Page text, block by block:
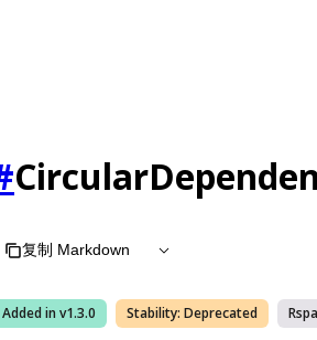
at /zh/llms.txt, the full
复制 Markdown
Added in v1.3.0 Stability: Deprecated